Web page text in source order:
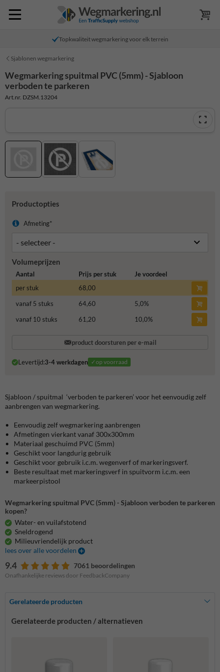
Topkwaliteit wegmarkering voor elk terrein
Sjablonen wegmarkering
Wegmarkering spuitmal PVC (5mm) - Sjabloon
verboden te parkeren
Art.nr. DZSM.13204
Productopties
Afmeting*
Volumeprijzen
Aantal Prijs per stuk
Je voordeel
per stuk
68,00
vanaf 5 stuks
64,60 5,0%
vanaf 10 stuks
61,20 10,0%
product doorsturen per e-mail
Levertijd:3-4 werkdagen ✓op voorraad
Sjabloon / spuitmal ‘verboden te parkeren’ voor het eenvoudig zelf
aanbrengen van wegmarkering.
Eenvoudig zelf wegmarkering aanbrengen
Afmetingen vierkant vanaf 300x300mm
Materiaal geschuimd PVC (5mm)
Geschikt voor langdurig gebruik
Geschikt voor gebruik i.c.m. wegenverf of markeringsverf.
Beste resultaat met markeringsverf in spuitvorm i.c.m. een
markeerpistool
Wegmarkering spuitmal PVC (5mm) - Sjabloon verboden te parkeren
kopen?
Water- en vuilafstotend
Sneldrogend
Milieuvriendelijk product
lees over alle voordelen
9.4 7061 beoordelingen
Onafhankelijke reviews door FeedbackCompany
Gerelateerde producten
Gerelateerde producten / alternatieven